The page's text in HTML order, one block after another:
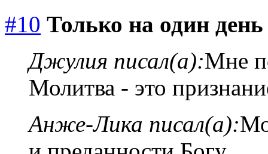
#10 Только на один день
Джулия писал(а):Мне
Молитва - это
Анже-Лика писал(а):